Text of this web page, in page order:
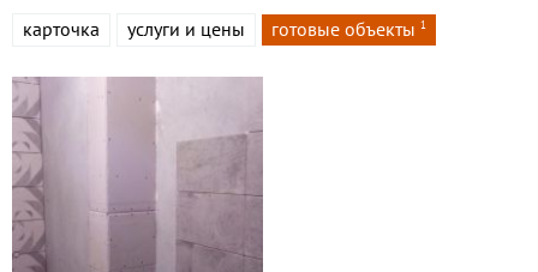
карточка услуги и цены готовые объекты 1